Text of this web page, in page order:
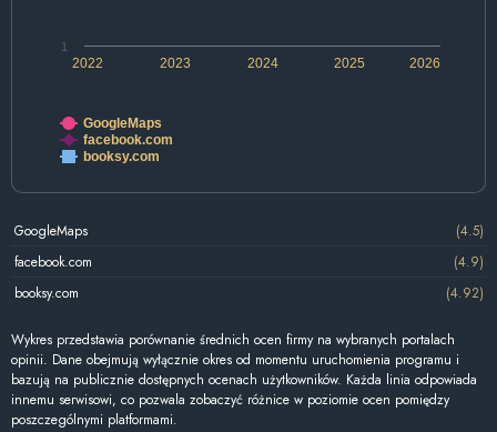
2022 2024 2026
2023 2025
1
GoogleMaps
facebook.com
booksy.com
GoogleMaps
(4.5)
facebook.com
(4.9)
booksy.com
(4.92)
Wykres przedstawia porównanie średnich ocen firmy na wybranych portalach
opinii. Dane obejmują wyłącznie okres od momentu uruchomienia programu i
bazują na publicznie dostępnych ocenach użytkowników. Każda linia odpowiada
innemu serwisowi, co pozwala zobaczyć różnice w poziomie ocen pomiędzy
poszczególnymi platformami.